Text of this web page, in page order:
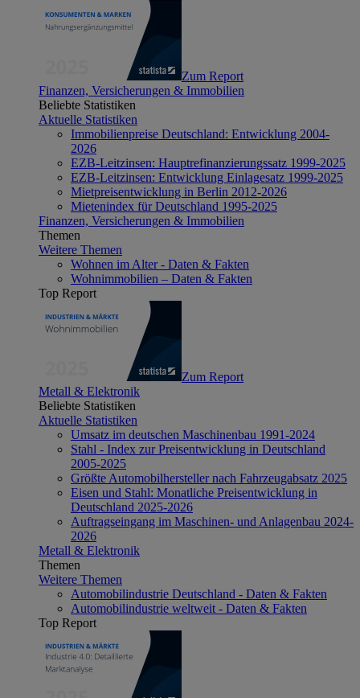
Zum Report
Finanzen, Versicherungen & Immobilien
Beliebte Statistiken
Aktuelle Statistiken
Immobilienpreise Deutschland: Entwicklung 2004-
2026
EZB-Leitzinsen: Hauptrefinanzierungssatz 1999-2025
EZB-Leitzinsen: Entwicklung Einlagesatz 1999-2025
Mietpreisentwicklung in Berlin 2012-2026
Mietenindex für Deutschland 1995-2025
Finanzen, Versicherungen & Immobilien
Themen
Weitere Themen
Wohnen im Alter - Daten & Fakten
Wohnimmobilien – Daten & Fakten
Top Report
Zum Report
Metall & Elektronik
Beliebte Statistiken
Aktuelle Statistiken
Umsatz im deutschen Maschinenbau 1991-2024
Stahl - Index zur Preisentwicklung in Deutschland
2005-2025
Größte Automobilhersteller nach Fahrzeugabsatz 2025
Eisen und Stahl: Monatliche Preisentwicklung in
Deutschland 2025-2026
Auftragseingang im Maschinen- und Anlagenbau 2024-
2026
Metall & Elektronik
Themen
Weitere Themen
Automobilindustrie Deutschland - Daten & Fakten
Automobilindustrie weltweit - Daten & Fakten
Top Report